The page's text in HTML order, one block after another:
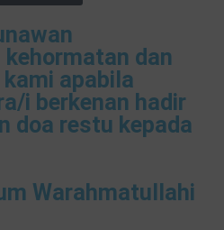
dan
kami apabila
i berkenan hadir
doa restu kepada
Warahmatullahi